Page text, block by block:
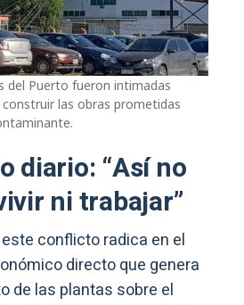
del Puerto fueron intimadas
las obras prometidas
diario: “Así no
ni trabajar”
conflicto radica en el
directo que genera
de las plantas sobre el